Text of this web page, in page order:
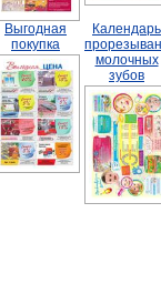
Выгодная
покупка
Календарь
молочных
зубов